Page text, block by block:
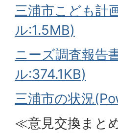
三浦市こども計
ル:1.5MB)
ニーズ調査報告
ル:374.1KB)
三浦市の状況
≪意見交換まと